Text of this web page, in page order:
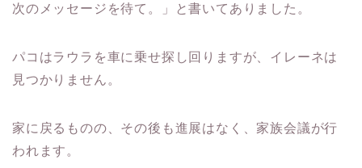
次のメッセージを待て。」と書いてありました。
パコはラウラを車に乗せ探し回りますが、イレーネは
見つかりません。
家に戻るものの、その後も進展はなく、家族会議が行
われます。